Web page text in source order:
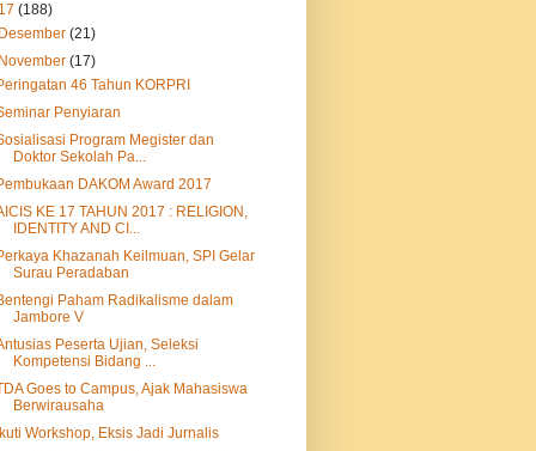
(188)
Desember(21)
November(17)
46 Tahun KORPRI
Penyiaran
Program Megister dan
Doktor Sekolah Pa...
DAKOM Award 2017
KE 17 TAHUN 2017 : RELIGION,
IDENTITY AND CI...
Khazanah Keilmuan, SPI Gelar
Surau Peradaban
Paham Radikalisme dalam
Jambore V
Peserta Ujian, Seleksi
Kompetensi Bidang ...
Goes to Campus, Ajak Mahasiswa
Berwirausaha
Ikuti Workshop, Eksis Jadi Jurnalis